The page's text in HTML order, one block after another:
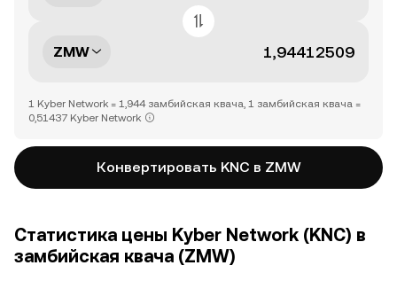
ZMW
1 Kyber Network = 1,944 замбийская квача, 1 замбийская квача =
0,51437 Kyber Network
Конвертировать KNC в ZMW
Статистика цены Kyber Network (KNC) в
замбийская квача (ZMW)